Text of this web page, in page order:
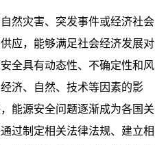
然灾害、突发事件或经济社会
应，能够满足社会经济发展对
全具有动态性、不确定性和风
济、自然、技术等因素的影
能源安全问题逐渐成为各国关
过制定相关法律法规、建立相